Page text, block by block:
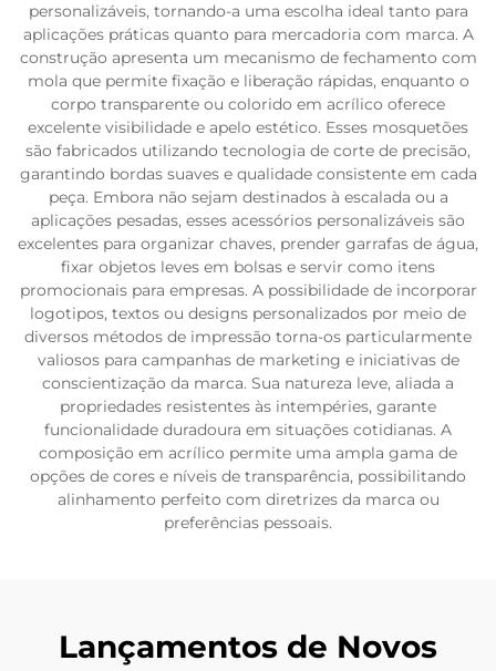
personalizáveis, tornando-a uma escolha ideal tanto para
aplicações práticas quanto para mercadoria com marca. A
construção apresenta um mecanismo de fechamento com
mola que permite fixação e liberação rápidas, enquanto o
corpo transparente ou colorido em acrílico oferece
excelente visibilidade e apelo estético. Esses mosquetões
são fabricados utilizando tecnologia de corte de precisão,
garantindo bordas suaves e qualidade consistente em cada
peça. Embora não sejam destinados à escalada ou a
aplicações pesadas, esses acessórios personalizáveis são
excelentes para organizar chaves, prender garrafas de água,
fixar objetos leves em bolsas e servir como itens
promocionais para empresas. A possibilidade de incorporar
logotipos, textos ou designs personalizados por meio de
diversos métodos de impressão torna-os particularmente
valiosos para campanhas de marketing e iniciativas de
conscientização da marca. Sua natureza leve, aliada a
propriedades resistentes às intempéries, garante
funcionalidade duradoura em situações cotidianas. A
composição em acrílico permite uma ampla gama de
opções de cores e níveis de transparência, possibilitando
alinhamento perfeito com diretrizes da marca ou
preferências pessoais.
Lançamentos de Novos